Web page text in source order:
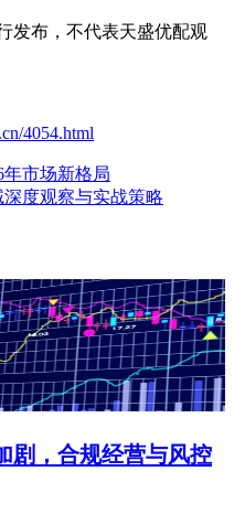
发布，不代表天盛优配观
4054.html
市场新格局
度观察与实战策略
剧，合规经营与风控